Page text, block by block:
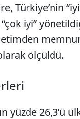
Türkiye’nin
iyi”
ölçüldü.
yüzde 26,3’ü